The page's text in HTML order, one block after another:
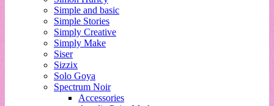
Simple and basic
Simple Stories
Simply Creative
Simply Make
Siser
Sizzix
Solo Goya
Spectrum Noir
Accessories